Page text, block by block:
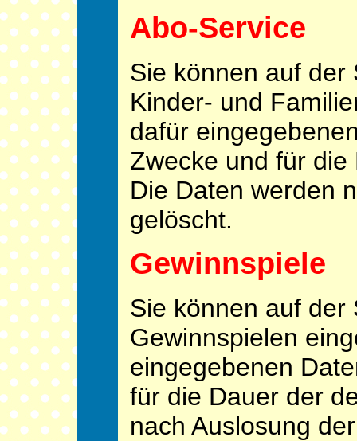
Abo-Service
Sie können auf der
Kinder- und
dafür
Zwecke und für
Die Daten werden
gelöscht.
Gewinnspiele
Sie können auf der
Gewinnspielen
eingegebenen
für die Dauer der
nach Auslosung